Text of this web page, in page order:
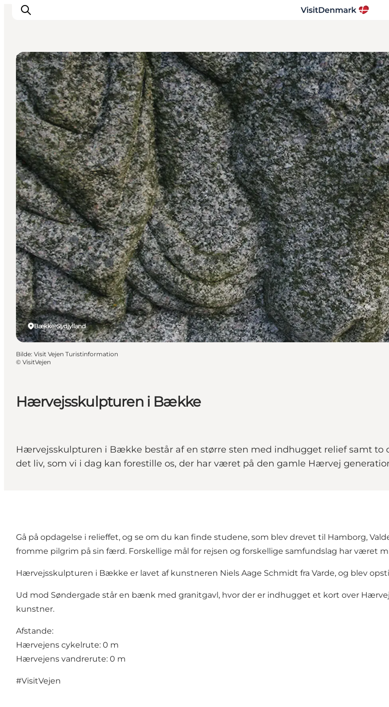
Inspirasjon
Reisemål
Aktiviteter
Overnatting
Planlegg reisen
Hærvejsskulpturen i Bække
Hærvejsskulpturen i Bække består af en større sten med indhugget relief samt to
det liv, som vi i dag kan forestille os, der har været på den gamle Hærvej
Bække, Sydjylland
Street art og skulpturer
Bilde: Visit Vejen Turistinformation
© VisitVejen
Gå på opdagelse i relieffet, og se om du kan finde studene, som blev drevet til Hamborg,
fromme pilgrim på sin færd. Forskellige mål for rejsen og forskellige samfundslag har været
Hærvejsskulpturen i Bække er lavet af kunstneren Niels Aage Schmidt fra Varde, og blev
Ud mod Søndergade står en bænk med granitgavl, hvor der er indhugget et kort over
kunstner.
Afstande:
Hærvejens cykelrute: 0 m
Hærvejens vandrerute: 0 m
#VisitVejen